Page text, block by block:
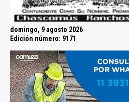
domingo, 9 agosto 2026
Edición número: 9171